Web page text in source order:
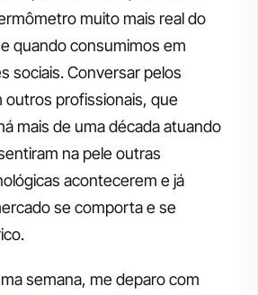
muito mais real do
quando consumimos em
sociais. Conversar pelos
outros profissionais, que
mais de uma década atuando
na pele outras
acontecerem e já
se comporta e se
semana, me deparo com